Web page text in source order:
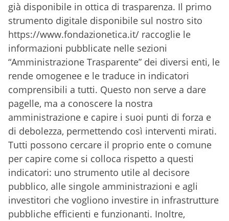
già disponibile in ottica di trasparenza. Il primo
strumento digitale disponibile sul nostro sito
https://www.fondazionetica.it/ raccoglie le
informazioni pubblicate nelle sezioni
“Amministrazione Trasparente” dei diversi enti, le
rende omogenee e le traduce in indicatori
comprensibili a tutti. Questo non serve a dare
pagelle, ma a conoscere la nostra
amministrazione e capire i suoi punti di forza e
di debolezza, permettendo così interventi mirati.
Tutti possono cercare il proprio ente o comune
per capire come si colloca rispetto a questi
indicatori: uno strumento utile al decisore
pubblico, alle singole amministrazioni e agli
investitori che vogliono investire in infrastrutture
pubbliche efficienti e funzionanti. Inoltre,